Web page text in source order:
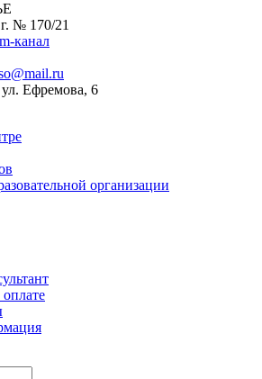
№ 170/21
канал
Ефремова, 6
организации